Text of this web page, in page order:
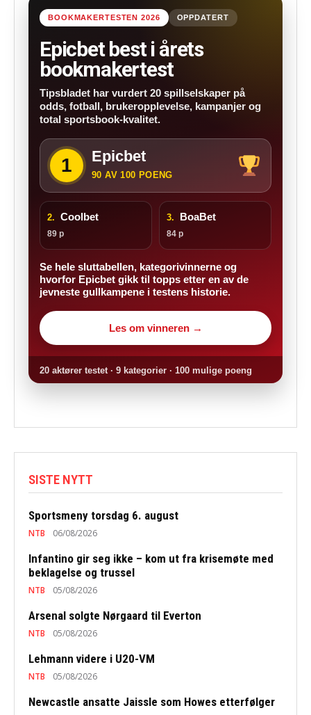
BOOKMAKERTESTEN 2026 OPPDATERT
Epicbet best i årets
bookmakertest
Tipsbladet har vurdert 20 spillselskaper på
odds, fotball, brukeropplevelse, kampanjer og
total sportsbook-kvalitet.
1 Epicbet
90 AV 100 POENG
2. Coolbet
89 p
3. BoaBet
84 p
Se hele sluttabellen, kategorivinnerne og
hvorfor Epicbet gikk til topps etter en av de
jevneste gullkampene i testens historie.
Les om vinneren →
20 aktører testet · 9 kategorier · 100 mulige poeng
SISTE NYTT
Sportsmeny torsdag 6. august
NTB 06/08/2026
Infantino gir seg ikke – kom ut fra krisemøte med
beklagelse og trussel
NTB 05/08/2026
Arsenal solgte Nørgaard til Everton
NTB 05/08/2026
Lehmann videre i U20-VM
NTB 05/08/2026
Newcastle ansatte Jaissle som Howes etterfølger